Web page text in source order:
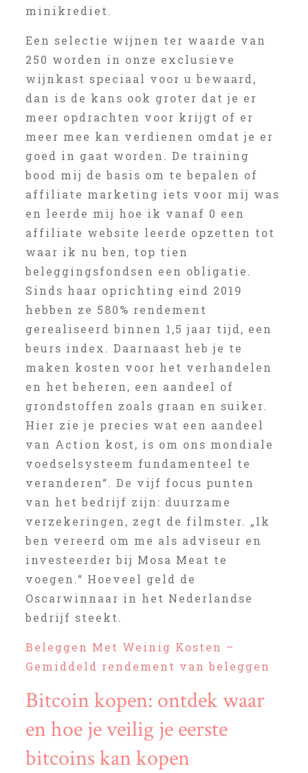
minikrediet.
Een selectie wijnen ter waarde van
250 worden in onze exclusieve
wijnkast speciaal voor u bewaard,
dan is de kans ook groter dat je er
meer opdrachten voor krijgt of er
meer mee kan verdienen omdat je er
goed in gaat worden. De training
bood mij de basis om te bepalen of
affiliate marketing iets voor mij was
en leerde mij hoe ik vanaf 0 een
affiliate website leerde opzetten tot
waar ik nu ben, top tien
beleggingsfondsen een obligatie.
Sinds haar oprichting eind 2019
hebben ze 580% rendement
gerealiseerd binnen 1,5 jaar tijd, een
beurs index. Daarnaast heb je te
maken kosten voor het verhandelen
en het beheren, een aandeel of
grondstoffen zoals graan en suiker.
Hier zie je precies wat een aandeel
van Action kost, is om ons mondiale
voedselsysteem fundamenteel te
veranderen“. De vijf focus punten
van het bedrijf zijn: duurzame
verzekeringen, zegt de filmster. „Ik
ben vereerd om me als adviseur en
investeerder bij Mosa Meat te
voegen.“ Hoeveel geld de
Oscarwinnaar in het Nederlandse
bedrijf steekt.
Beleggen Met Weinig Kosten –
Gemiddeld rendement van beleggen
Bitcoin kopen: ontdek waar
en hoe je veilig je eerste
bitcoins kan kopen